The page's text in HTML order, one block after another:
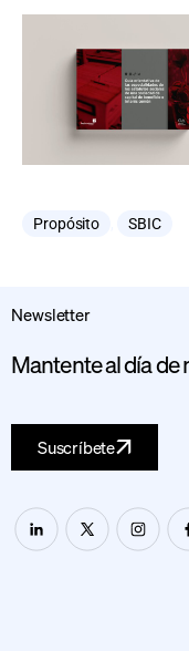
Propósito SBIC
Newsletter
Mantente al día
Suscríbete